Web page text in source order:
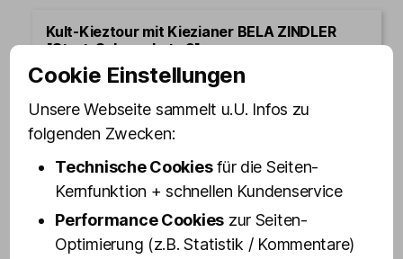
Kult-Kieztour mit Kiezianer BELA ZINDLER
[Start: Schmuckstr. 9]
Kult-Kieztour mit Drag Queen VEUVE NOIRE
[Start: Olivias Show Club]
Jetzt buchen
Cookie Einstellungen
Unsere Webseite sammelt u.U. Infos zu
folgenden Zwecken:
Technische Cookiesfür die Seiten-
Kernfunktion + schnellen Kundenservice
Performance Cookies zur Seiten-
Optimierung (z.B. Statistik / Kommentare)